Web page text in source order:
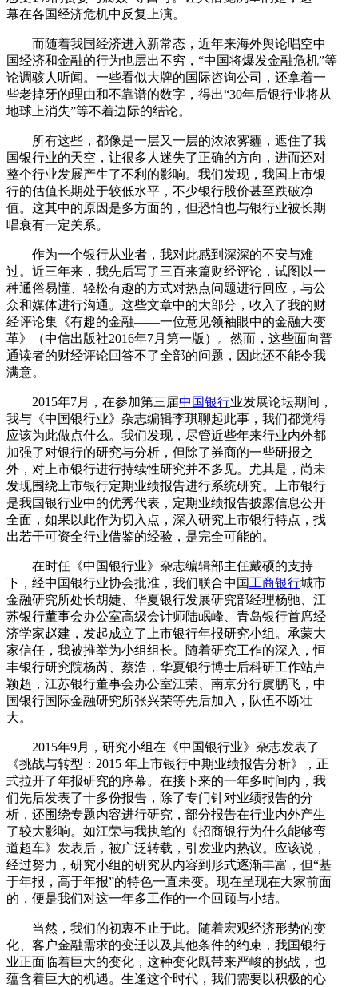
幕在各国经济危机中反复上演。
而随着我国经济进入新常态，近年来海外舆论唱空中
国经济和金融的行为也层出不穷，“中国将爆发金融危机”等
论调骇人听闻。一些看似大牌的国际咨询公司，还拿着一
些老掉牙的理由和不靠谱的数字，得出“30年后银行业将从
地球上消失”等不着边际的结论。
所有这些，都像是一层又一层的浓浓雾霾，遮住了我
国银行业的天空，让很多人迷失了正确的方向，进而还对
整个行业发展产生了不利的影响。我们发现，我国上市银
行的估值长期处于较低水平，不少银行股价甚至跌破净
值。这其中的原因是多方面的，但恐怕也与银行业被长期
唱衰有一定关系。
作为一个银行从业者，我对此感到深深的不安与难
过。近三年来，我先后写了三百来篇财经评论，试图以一
种通俗易懂、轻松有趣的方式对热点问题进行回应，与公
众和媒体进行沟通。这些文章中的大部分，收入了我的财
经评论集《有趣的金融——一位意见领袖眼中的金融大变
革》（中信出版社2016年7月第一版）。然而，这些面向普
通读者的财经评论回答不了全部的问题，因此还不能令我
满意。
2015年7月，在参加第三届中国银行业发展论坛期间，
我与《中国银行业》杂志编辑李琪聊起此事，我们都觉得
应该为此做点什么。我们发现，尽管近些年来行业内外都
加强了对银行的研究与分析，但除了券商的一些研报之
外，对上市银行进行持续性研究并不多见。尤其是，尚未
发现围绕上市银行定期业绩报告进行系统研究。上市银行
是我国银行业中的优秀代表，定期业绩报告披露信息公开
全面，如果以此作为切入点，深入研究上市银行特点，找
出若干可资全行业借鉴的经验，是完全可能的。
在时任《中国银行业》杂志编辑部主任戴硕的支持
下，经中国银行业协会批准，我们联合中国工商银行城市
金融研究所处长胡婕、华夏银行发展研究部经理杨驰、江
苏银行董事会办公室高级会计师陆岷峰、青岛银行首席经
济学家赵建，发起成立了上市银行年报研究小组。承蒙大
家信任，我被推举为小组组长。随着研究工作的深入，恒
丰银行研究院杨芮、蔡浩，华夏银行博士后科研工作站卢
颖超，江苏银行董事会办公室江荣、南京分行虞鹏飞，中
国银行国际金融研究所张兴荣等先后加入，队伍不断壮
大。
2015年9月，研究小组在《中国银行业》杂志发表了
《挑战与转型：2015 年上市银行中期业绩报告分析》，正
式拉开了年报研究的序幕。在接下来的一年多时间内，我
们先后发表了十多份报告，除了专门针对业绩报告的分
析，还围绕专题内容进行研究，部分报告在行业内外产生
了较大影响。如江荣与我执笔的《招商银行为什么能够弯
道超车》发表后，被广泛转载，引发业内热议。应该说，
经过努力，研究小组的研究从内容到形式逐渐丰富，但“基
于年报，高于年报”的特色一直未变。现在呈现在大家前面
的，便是我们对这一年多工作的一个回顾与小结。
当然，我们的初衷不止于此。随着宏观经济形势的变
化、客户金融需求的变迁以及其他条件的约束，我国银行
业正面临着巨大的变化，这种变化既带来严峻的挑战，也
蕴含着巨大的机遇。生逢这个时代，我们需要以积极的心